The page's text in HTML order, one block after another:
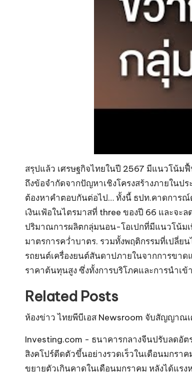
สรุปแล้ว เศรษฐกิจไทยในปี 2567 มีแนวโน้ม
ถึงข้อจำกัดจากปัญหาเชิงโครงสร้างภายในป
ต้องหาคำตอบกันต่อไป… ทั้งนี้ ธปท.คาดการณ์
เงินเฟ้อในไตรมาสที่ three ของปี 66 และจ
ปริมาณการผลิตกลุ่มนอน-โอเปกที่มีแนวโน้มเ
มาตรการคว่ำบาตร. รวมทั้งพฤติกรรมที่เปลี่
รถยนต์เครื่องยนต์สันดาปภายในจากการขา
ราคาต้นทุนสูง ซึ่งทั้งการบริโภคและการนำเ
Related Posts
ห้องข่าว ไทยพีบีเอส Newsroom จับสัญญาณ
Investing.com - ธนาคารกลางจีนปรับลดอั
สิงคโปร์ดีดตัวขึ้นอย่างรวดเร็วในเดือนมกรา
ขยายตัวเกินคาดในเดือนมกราคม หลังได้แร